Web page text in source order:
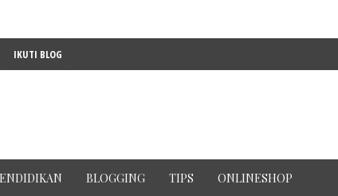
IKUTI BLOG
BLOGGING TIPS ONLINESHOP